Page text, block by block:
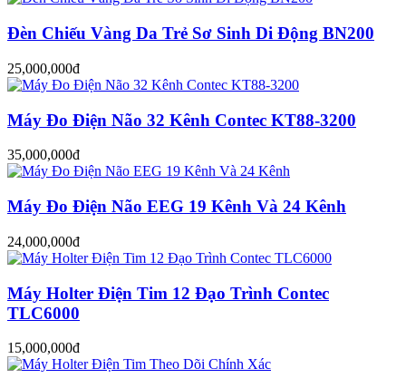
Đèn Chiếu Vàng Da Trẻ Sơ Sinh Di Động BN200
25,000,000đ
Máy Đo Điện Não 32 Kênh Contec KT88-3200
35,000,000đ
Máy Đo Điện Não EEG 19 Kênh Và 24 Kênh
24,000,000đ
Máy Holter Điện Tim 12 Đạo Trình Contec
TLC6000
15,000,000đ